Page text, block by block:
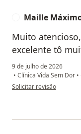
Maille
Muito
excelente tô
9 de julho de 2026
• Clínica Vida Sem Dor •
na opinião do utilizador
Solicitar revisão